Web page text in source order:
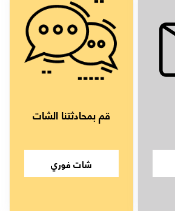
قم بمحادثتنا الشات
شات فوري